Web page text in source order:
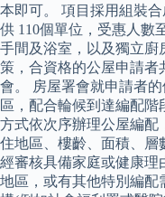
本即可。 項目採用組裝
供 110個單位，受惠人數
手間及浴室，以及獨立廚
策，合資格的公屋申請者
會。 房屋署會就申請者
區，配合輪候到達編配
方式依次序辦理公屋編配
住地區、樓齡、面積、層
經審核具備家庭或健康理
地區，或有其他特別編配